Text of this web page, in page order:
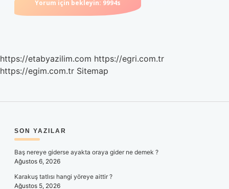
https://etabyazilim.com https://egri.com.tr
https://egim.com.tr Sitemap
SIDEBAR
SON YAZILAR
Baş nereye giderse ayakta oraya gider ne demek ?
Ağustos 6, 2026
Karakuş tatlısı hangi yöreye aittir ?
Ağustos 5, 2026